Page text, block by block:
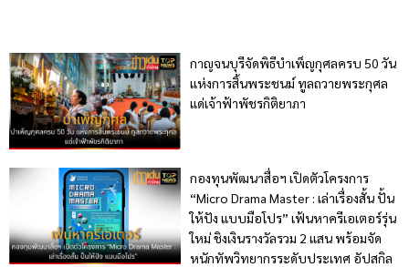
กาญจนบุรีจัดพิธีบำเพ็ญกุศลครบ 50 วัน
แห่งการสิ้นพระชนม์ ทูลถวายพระกุศล
แด่เจ้าฟ้าพัชรกิติยาภา
กองทุนพัฒนาสื่อฯ เปิดตัวโครงการ
“Micro Drama Master : เล่าเรื่องสั้น ปั้น
ให้ปัง แบบมือโปร” เฟ้นหาครีเอเตอร์รุ่น
ใหม่ ชิงเงินรางวัลรวม 2 แสน พร้อมจัด
หนักทัพวิทยากรระดับประเทศ อัปสกิล